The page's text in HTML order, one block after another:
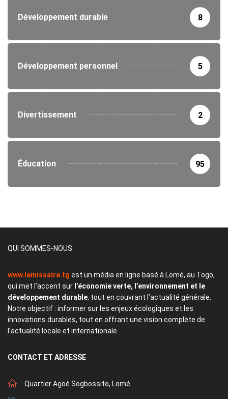
Développement durable 8
Développement personnel 5
Divertissement 2
Éducation 95
QUI SOMMES-NOUS
www.lemissaire.tg est un média en ligne basé à Lomé, au Togo,
qui met l’accent sur l’économie verte, l’environnement et le
développement durable, tout en couvrant l’actualité générale.
Notre objectif : informer sur les enjeux écologiques et les
innovations durables, tout en offrant une vision complète de
l’actualité locale et internationale.
CONTACT ET ADRESSE
Quartier Agoè Sogbossito, Lomé.